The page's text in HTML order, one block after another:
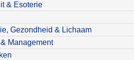
& Esoterie
Gezondheid & Lichaam
Management